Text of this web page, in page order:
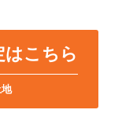
はこちら
地